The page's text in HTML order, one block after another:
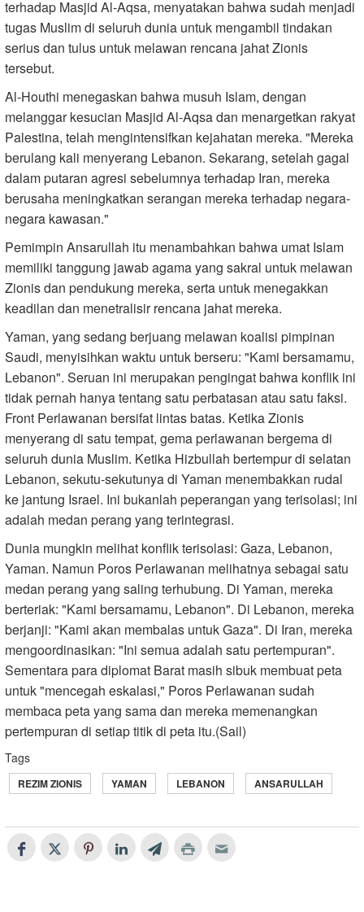
terhadap Masjid Al-Aqsa, menyatakan bahwa sudah menjadi
tugas Muslim di seluruh dunia untuk mengambil tindakan
serius dan tulus untuk melawan rencana jahat Zionis
tersebut.
Al-Houthi menegaskan bahwa musuh Islam, dengan
melanggar kesucian Masjid Al-Aqsa dan menargetkan rakyat
Palestina, telah mengintensifkan kejahatan mereka. "Mereka
berulang kali menyerang Lebanon. Sekarang, setelah gagal
dalam putaran agresi sebelumnya terhadap Iran, mereka
berusaha meningkatkan serangan mereka terhadap negara-
negara kawasan."
Pemimpin Ansarullah itu menambahkan bahwa umat Islam
memiliki tanggung jawab agama yang sakral untuk melawan
Zionis dan pendukung mereka, serta untuk menegakkan
keadilan dan menetralisir rencana jahat mereka.
Yaman, yang sedang berjuang melawan koalisi pimpinan
Saudi, menyisihkan waktu untuk berseru: "Kami bersamamu,
Lebanon". Seruan ini merupakan pengingat bahwa konflik ini
tidak pernah hanya tentang satu perbatasan atau satu faksi.
Front Perlawanan bersifat lintas batas. Ketika Zionis
menyerang di satu tempat, gema perlawanan bergema di
seluruh dunia Muslim. Ketika Hizbullah bertempur di selatan
Lebanon, sekutu-sekutunya di Yaman menembakkan rudal
ke jantung Israel. Ini bukanlah peperangan yang terisolasi; ini
adalah medan perang yang terintegrasi.
Dunia mungkin melihat konflik terisolasi: Gaza, Lebanon,
Yaman. Namun Poros Perlawanan melihatnya sebagai satu
medan perang yang saling terhubung. Di Yaman, mereka
berteriak: "Kami bersamamu, Lebanon". Di Lebanon, mereka
berjanji: "Kami akan membalas untuk Gaza". Di Iran, mereka
mengoordinasikan: "Ini semua adalah satu pertempuran".
Sementara para diplomat Barat masih sibuk membuat peta
untuk "mencegah eskalasi," Poros Perlawanan sudah
membaca peta yang sama dan mereka memenangkan
pertempuran di setiap titik di peta itu.(Sail)
Tags
REZIM ZIONIS YAMAN LEBANON ANSARULLAH